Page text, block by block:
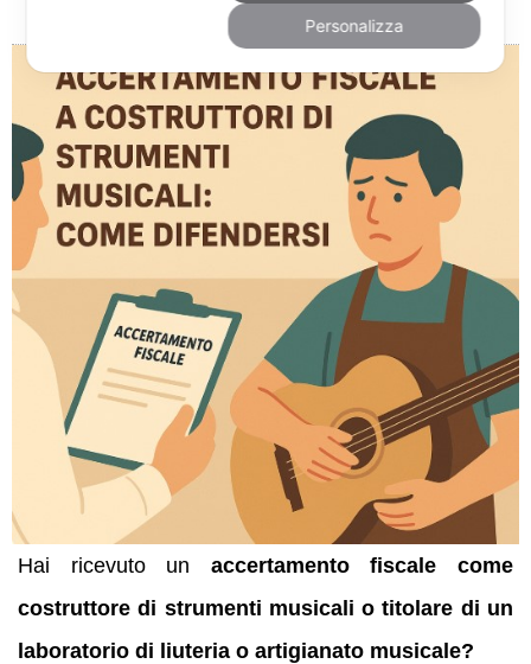
Giuseppe Monardo 05:18
Hai ricevuto un accertamento fiscale come
costruttore di strumenti musicali o titolare di un
laboratorio di liuteria o artigianato musicale?
Personalizza